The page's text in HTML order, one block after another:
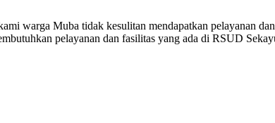
warga Muba tidak kesulitan mendapatkan pelayanan
pelayanan dan fasilitas yang ada di RSUD